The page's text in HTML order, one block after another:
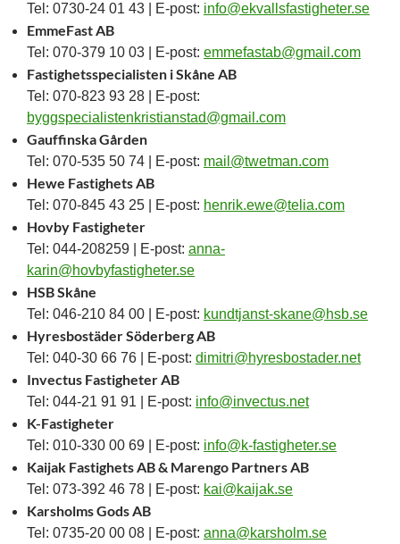
Tel: 0730-24 01 43 | E-post: info@ekvallsfastigheter.se
EmmeFast AB
Tel: 070-379 10 03 | E-post: emmefastab@gmail.com
Fastighetsspecialisten i Skåne AB
Tel: 070-823 93 28 | E-post:
byggspecialistenkristianstad@gmail.com
Gauffinska Gården
Tel: 070-535 50 74 | E-post: mail@twetman.com
Hewe Fastighets AB
Tel: 070-845 43 25 | E-post: henrik.ewe@telia.com
Hovby Fastigheter
Tel: 044-208259 | E-post: anna-
karin@hovbyfastigheter.se
HSB Skåne
Tel: 046-210 84 00 | E-post: kundtjanst-skane@hsb.se
Hyresbostäder Söderberg AB
Tel: 040-30 66 76 | E-post: dimitri@hyresbostader.net
Invectus Fastigheter AB
Tel: 044-21 91 91 | E-post: info@invectus.net
K-Fastigheter
Tel: 010-330 00 69 | E-post: info@k-fastigheter.se
Kaijak Fastighets AB & Marengo Partners AB
Tel: 073-392 46 78 | E-post: kai@kaijak.se
Karsholms Gods AB
Tel: 0735-20 00 08 | E-post: anna@karsholm.se